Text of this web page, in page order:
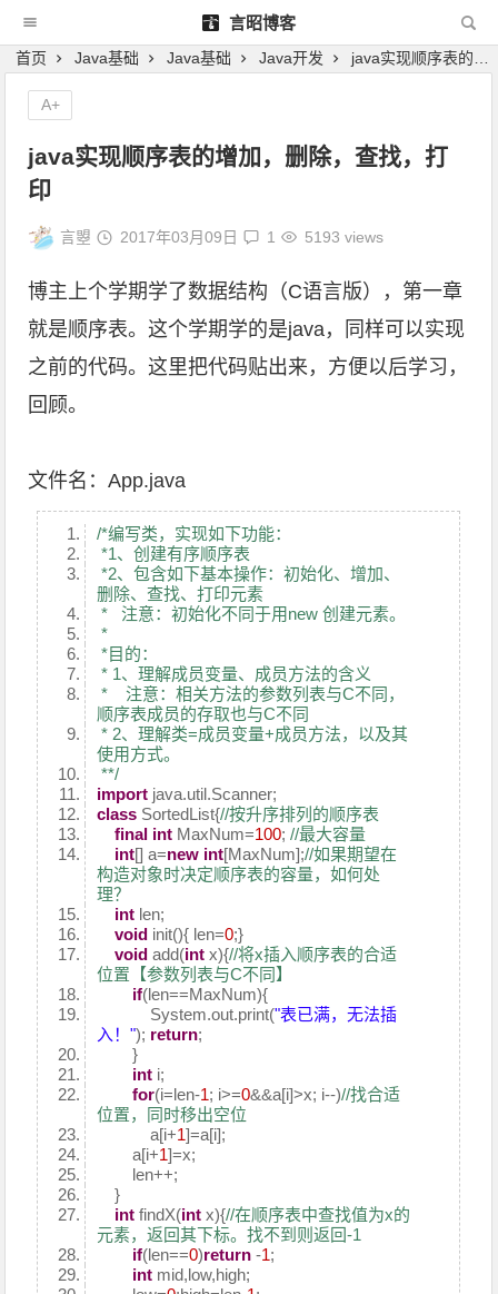
言昭博客
首页 Java基础 Java基础 Java开发 java实现顺序表的增加，删除，查找，打印
java实现顺序表的增加，删除，查找，打
印
言曌 2017年03月09日 1 5193 views
博主上个学期学了数据结构（C语言版），第一章
就是顺序表。这个学期学的是java，同样可以实现
之前的代码。这里把代码贴出来，方便以后学习，
回顾。
文件名：App.java
/*编写类，实现如下功能：
*1、创建有序顺序表
*2、包含如下基本操作：初始化、增加、
删除、查找、打印元素
* 注意：初始化不同于用new 创建元素。
*
*目的：
* 1、理解成员变量、成员方法的含义
* 注意：相关方法的参数列表与C不同，
顺序表成员的存取也与C不同
* 2、理解类=成员变量+成员方法，以及其
使用方式。
**/
import java.util.Scanner;
class SortedList{//按升序排列的顺序表
final int MaxNum=100;//最大容量
int[] a=new int[MaxNum];//如果期望在
构造对象时决定顺序表的容量，如何处
理？
int len;
void init(){ len=0;}
void add(int x){//将x插入顺序表的合适
位置【参数列表与C不同】
if(len==MaxNum){
System.out.print("表已满，无法插
入！"); return;
}
int i;
for(i=len-1; i>=0&&a[i]>x; i--)//找合适
位置，同时移出空位
a[i+1]=a[i];
a[i+1]=x;
len++;
}
int findX(int x){//在顺序表中查找值为x的
元素，返回其下标。找不到则返回-1
if(len==0)return -1;
int mid,low,high;
A+